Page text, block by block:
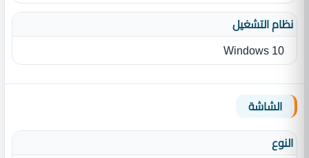
نظام التشغيل
Windows 10
الشاشة
النوع